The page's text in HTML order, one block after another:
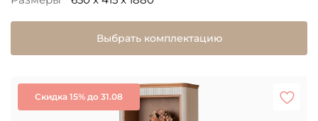
Выбрать комплектацию
Скидка 15% до 31.08